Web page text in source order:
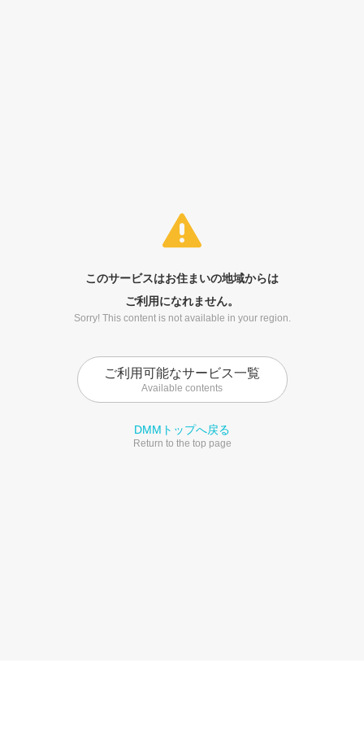
このサービスはお住まいの地域からは
ご利用になれません。
Sorry! This content is not available in your region.
ご利用可能なサービス一覧
Available contents
DMMトップへ戻る
Return to the top page